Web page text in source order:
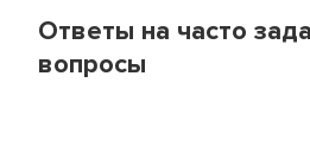
Ответы на часто
вопросы